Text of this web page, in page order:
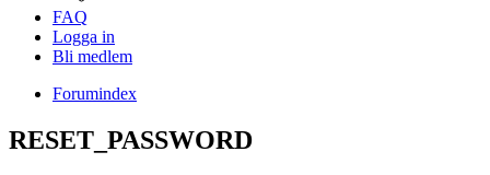
FAQ
Logga in
Bli medlem
Forumindex
RESET_PASSWORD